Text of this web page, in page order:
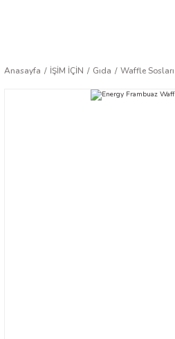
Anasayfa İŞİM İÇİN Gıda Waffle Sosları